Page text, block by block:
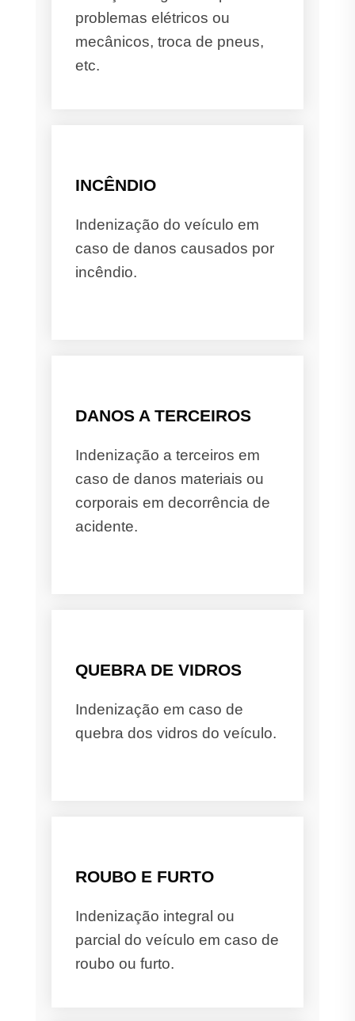
problemas elétricos ou
mecânicos, troca de pneus,
etc.
INCÊNDIO
Indenização do veículo em
caso de danos causados por
incêndio.
DANOS A TERCEIROS
Indenização a terceiros em
caso de danos materiais ou
corporais em decorrência de
acidente.
QUEBRA DE VIDROS
Indenização em caso de
quebra dos vidros do veículo.
ROUBO E FURTO
Indenização integral ou
parcial do veículo em caso de
roubo ou furto.